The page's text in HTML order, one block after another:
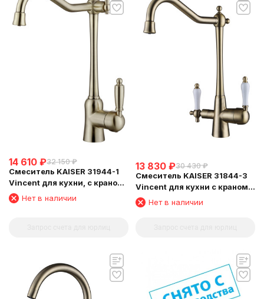
14 610 ₽32 150 ₽
Смеситель KAISER 31944-1
Vincent для кухни, с краном
для питьевой воды,
бронзовый
Нет в наличии
13 830 ₽30 430 ₽
Смеситель KAISER 31844-3
Vincent для кухни с краном
для питьевой воды
Нет в наличии